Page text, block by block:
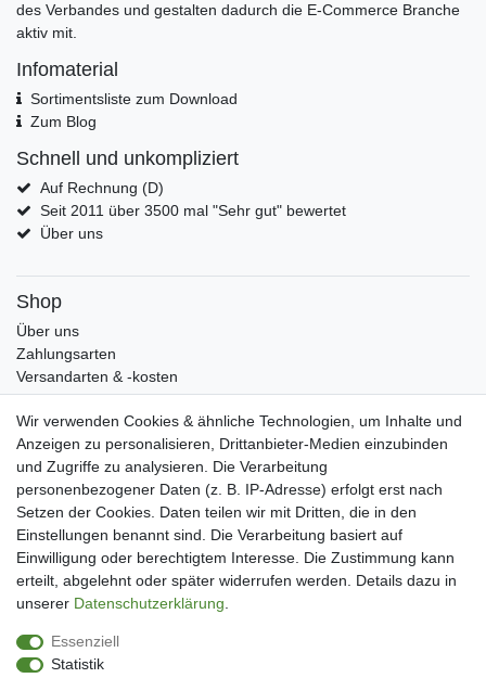
des Verbandes und gestalten dadurch die E-Commerce Branche
aktiv mit.
Infomaterial
Sortimentsliste zum Download
Zum Blog
Schnell und unkompliziert
Auf Rechnung (D)
Seit 2011 über 3500 mal "Sehr gut" bewertet
Über uns
Shop
Über uns
Zahlungsarten
Versandarten & -kosten
Widerrufsrecht
Warenkorb
Zur Kasse
Mein Konto
Kundenkonto eröffnen
Im Kundenkonto anmelden
Wunschliste
Service
Datenschutzerklärung
AGB
Wir verwenden Cookies & ähnliche Technologien, um Inhalte und
Anzeigen zu personalisieren, Drittanbieter-Medien einzubinden
und Zugriffe zu analysieren. Die Verarbeitung
personenbezogener Daten (z. B. IP-Adresse) erfolgt erst nach
Setzen der Cookies. Daten teilen wir mit Dritten, die in den
Einstellungen benannt sind. Die Verarbeitung basiert auf
Einwilligung oder berechtigtem Interesse. Die Zustimmung kann
erteilt, abgelehnt oder später widerrufen werden. Details dazu in
unserer Daten­schutz­erklärung
Essenziell
Statistik